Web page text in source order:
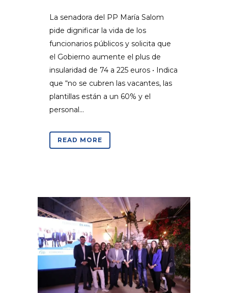
La senadora del PP María Salom
pide dignificar la vida de los
funcionarios públicos y solicita que
el Gobierno aumente el plus de
insularidad de 74 a 225 euros • Indica
que “no se cubren las vacantes, las
plantillas están a un 60% y el
personal...
READ MORE